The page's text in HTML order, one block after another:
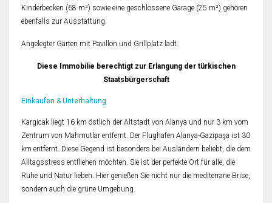
Kinderbecken (68 m²) sowie eine geschlossene Garage (25 m²) gehören
ebenfalls zur Ausstattung.
Angelegter Garten mit Pavillon und Grillplatz lädt.
Diese Immobilie berechtigt zur Erlangung der türkischen
Staatsbürgerschaft
Einkaufen & Unterhaltung
Kargicak liegt 16 km östlich der Altstadt von Alanya und nur 3 km vom
Zentrum von Mahmutlar entfernt. Der Flughafen Alanya-Gazipaşa ist 30
km entfernt. Diese Gegend ist besonders bei Ausländern beliebt, die dem
Alltagsstress entfliehen möchten. Sie ist der perfekte Ort für alle, die
Ruhe und Natur lieben. Hier genießen Sie nicht nur die mediterrane Brise,
sondern auch die grüne Umgebung.